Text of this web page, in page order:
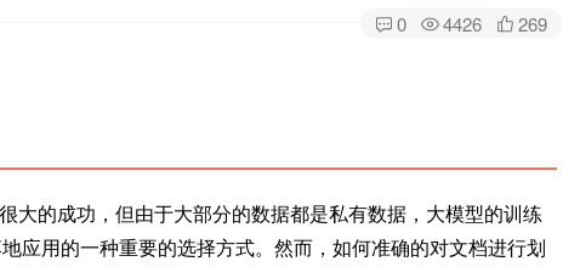
0 4426 269
大的成功，但由于大部分的数据都是私有数据，大模型的训练
应用的一种重要的选择方式。然而，如何准确的对文档进行划